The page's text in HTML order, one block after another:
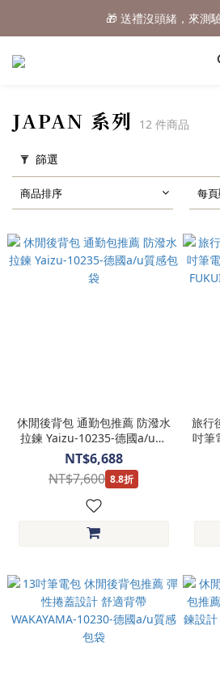
⌛行李箱結帳 72折
🎁 送禮沒頭緒，來測
⌛行李箱結帳 72折
JAPAN 系列 12 件商品
篩選
商品排序 每
休閒後背包 通勤包推薦 防潑水
拉鍊 Yaizu-10235-德國a/u質
感包袋
NT$6,688
NT$7,600 8.8折
旅行
吋筆
鍊